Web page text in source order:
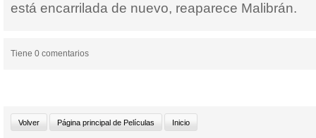
está encarrilada de nuevo, reaparece Malibrán.
Tiene 0 comentarios